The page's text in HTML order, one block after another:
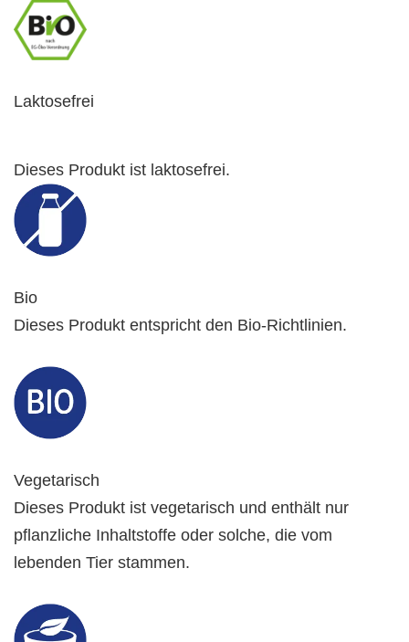
Laktosefrei
Dieses Produkt ist laktosefrei.
Bio
Dieses Produkt entspricht den Bio-Richtlinien.
Vegetarisch
Dieses Produkt ist vegetarisch und enthält nur
pflanzliche Inhaltstoffe oder solche, die vom
lebenden Tier stammen.